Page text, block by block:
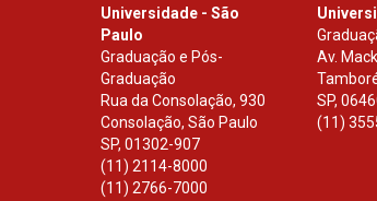
Universidade - São
Paulo
Graduação e Pós-
Graduação
Rua da Consolação, 930
Consolação, São Paulo
SP, 01302-907
(11) 2114-8000
(11) 2766-7000
Av.
SP,
(11)